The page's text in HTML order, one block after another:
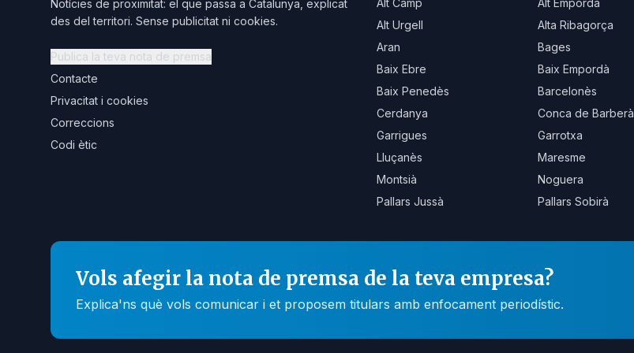
Notícies de proximitat: el que passa a Catalunya, explicat
des del territori. Sense publicitat ni cookies.
Publica la teva nota de premsa
Contacte
Privacitat i cookies
Correccions
Codi ètic
Alt Camp Alt Empordà
Alt Urgell
Alta Ribagorça
Aran
Bages
Baix Ebre
Baix Empordà
Baix Penedès
Barcelonès
Cerdanya
Conca de Barberà
Garrigues
Garrotxa
Lluçanès
Maresme
Montsià
Noguera
Pallars Jussà
Pallars Sobirà
Vols afegir la nota de premsa de la teva empresa?
Explica'ns què vols comunicar i et proposem titulars amb enfocament periodístic.